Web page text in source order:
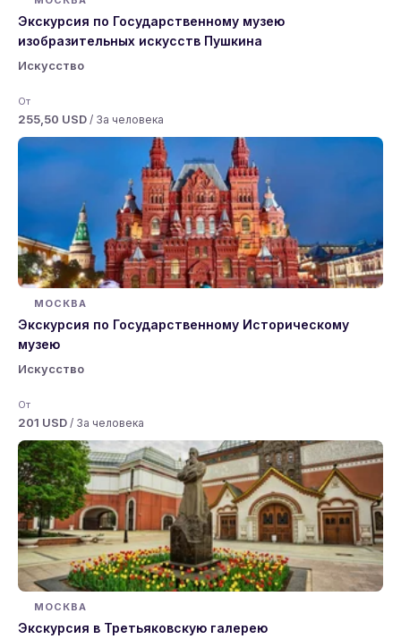
Экскурсия по Государственному музею
изобразительных искусств Пушкина
Искусство
От
255,50 USD / За человека
МОСКВА
Экскурсия по Государственному Историческому
музею
Искусство
От
201 USD / За человека
МОСКВА
Экскурсия в Третьяковскую галерею